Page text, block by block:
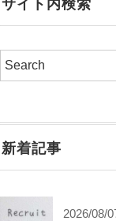
サイト内検索
新着記事
2026/08/